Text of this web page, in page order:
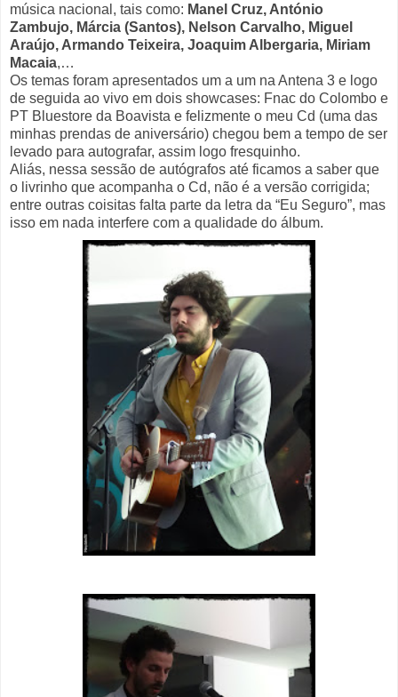
música nacional, tais como: Manel Cruz, António
Zambujo, Márcia (Santos), Nelson Carvalho, Miguel
Araújo, Armando Teixeira, Joaquim Albergaria, Miriam
Macaia,…
Os temas foram apresentados um a um na Antena 3 e logo
de seguida ao vivo em dois showcases: Fnac do Colombo e
PT Bluestore da Boavista e felizmente o meu Cd (uma das
minhas prendas de aniversário) chegou bem a tempo de ser
levado para autografar, assim logo fresquinho.
Aliás, nessa sessão de autógrafos até ficamos a saber que
o livrinho que acompanha o Cd, não é a versão corrigida;
entre outras coisitas falta parte da letra da “Eu Seguro”, mas
isso em nada interfere com a qualidade do álbum.